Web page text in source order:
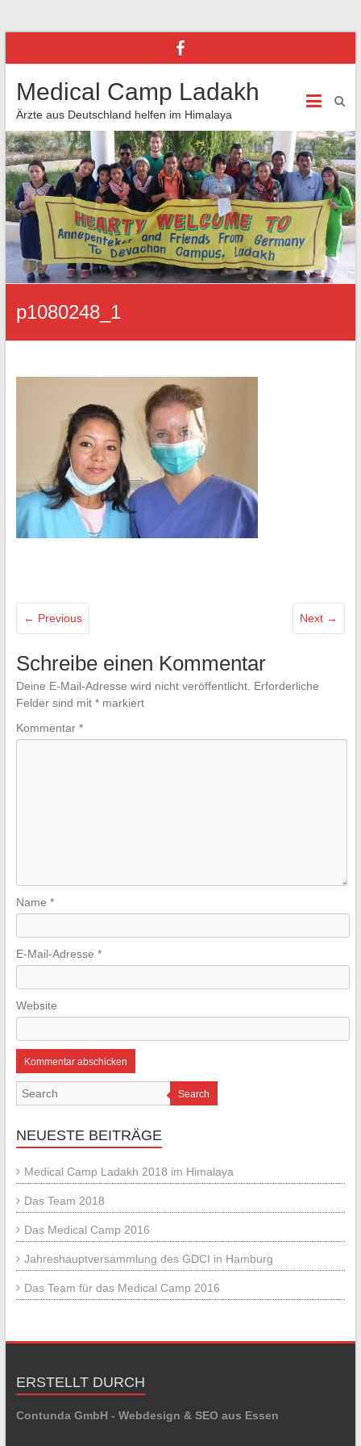
Medical Camp Ladakh
Ärzte aus Deutschland helfen im Himalaya
p1080248_1
← Previous Next →
Schreibe einen Kommentar
Deine E-Mail-Adresse wird nicht veröffentlicht. Erforderliche
Felder sind mit *markiert
Kommentar *
Name *
E-Mail-Adresse *
Website
Search
NEUESTE BEITRÄGE
Medical Camp Ladakh 2018 im Himalaya
Das Team 2018
Das Medical Camp 2016
Jahreshauptversammlung des GDCI in Hamburg
Das Team für das Medical Camp 2016
ERSTELLT DURCH
Contunda GmbH - Webdesign & SEO aus Essen